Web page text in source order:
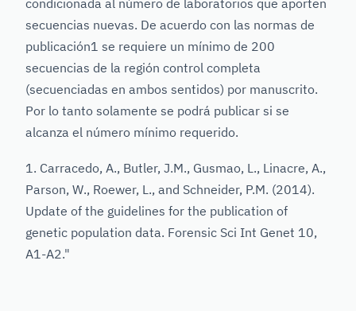
condicionada al número de laboratorios que aporten
secuencias nuevas. De acuerdo con las normas de
publicación1 se requiere un mínimo de 200
secuencias de la región control completa
(secuenciadas en ambos sentidos) por manuscrito.
Por lo tanto solamente se podrá publicar si se
alcanza el número mínimo requerido.
1. Carracedo, A., Butler, J.M., Gusmao, L., Linacre, A.,
Parson, W., Roewer, L., and Schneider, P.M. (2014).
Update of the guidelines for the publication of
genetic population data. Forensic Sci Int Genet 10,
A1-A2."